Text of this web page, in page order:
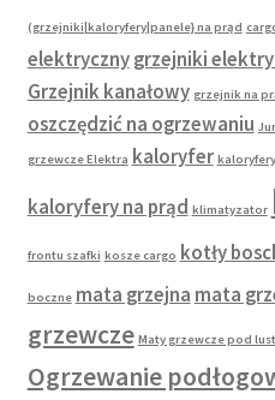
(grzejniki|kaloryfery|panele} na prąd
elektryczny grzejniki
Grzejnik kanałowy grzejnik na
oszczędzić na ogrzewaniu
grzewcze Elektra kaloryfer kaloryfery
kaloryfery na prąd klimatyzator
frontu szafki kosze cargo kotły
boczne mata grzejna mata
grzewcze Maty grzewcze pod
Ogrzewanie